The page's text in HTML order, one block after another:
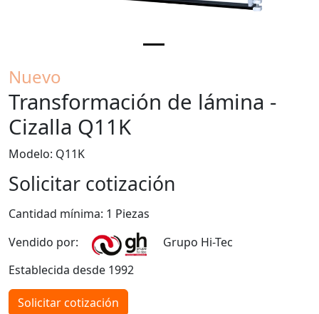
Nuevo
Transformación de lámina -
Cizalla Q11K
Modelo: Q11K
Solicitar cotización
Cantidad mínima: 1 Piezas
Vendido por:
Grupo Hi-Tec
Establecida desde 1992
Solicitar cotización